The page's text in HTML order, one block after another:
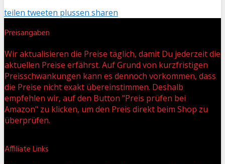
teilen tweeten plussen sharen
Preisangaben
Wir aktualisieren die Preise täglich, damit Du jederzeit die
aktuellen Preise erfährst. Auf Grund von kurzfristigen
Preisschwankungen kann es dennoch vorkommen, dass
die Preise nicht exakt übereinstimmen. Deshalb
empfehlen wir, auf den Button "Preis prüfen bei
Amazon" zu klicken, um den Preis direkt beim Shop zu
überprüfen.
Affiliate Links